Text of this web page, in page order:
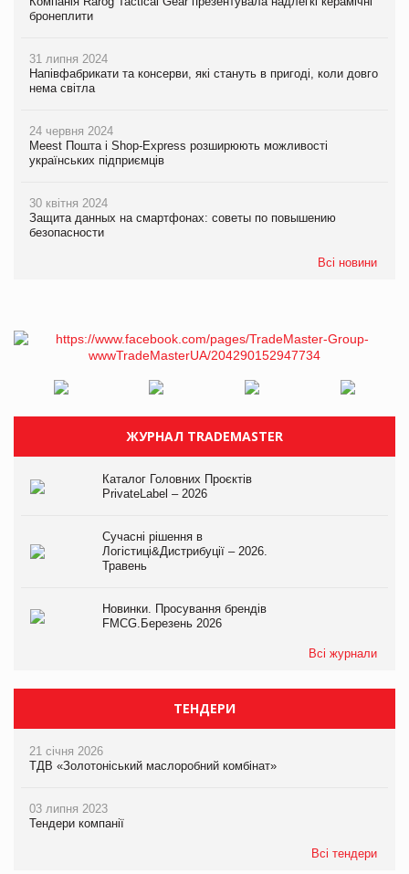
бронеплити
31 липня 2024
Напівфабрикати та консерви, які стануть в пригоді, коли довго
нема світла
24 червня 2024
Meest Пошта і Shop-Express розширюють можливості
українських підприємців
30 квітня 2024
Защита данных на смартфонах: советы по повышению
безопасности
Всі новини
ЖУРНАЛ TRADEMASTER
Каталог Головних Проєктів
PrivateLabel – 2026
Сучасні рішення в
Логістиці&Дистрибуції – 2026.
Травень
Новинки. Просування брендів
FMCG.Березень 2026
Всі журнали
ТЕНДЕРИ
21 січня 2026
ТДВ «Золотоніський маслоробний комбінат»
03 липня 2023
Тендери компанії
Всі тендери